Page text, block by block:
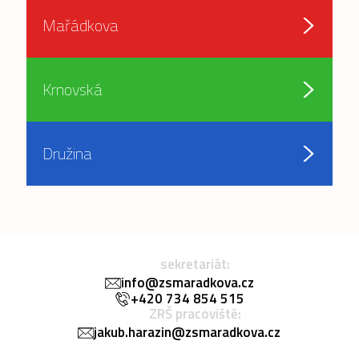
Mařádkova
Krnovská
Družina
sekretariát:
info@zsmaradkova.cz
+420 734 854 515
ZRŠ pracoviště:
jakub.harazin@zsmaradkova.cz